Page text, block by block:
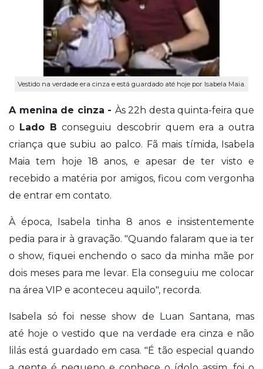
Vestido na verdade era cinza e está guardado até hoje por Isabela Maia.
A menina de cinza - Às 22h desta quinta-feira que
o
Lado B conseguiu descobrir quem era a outra
criança que subiu ao palco. Fã mais tímida, Isabela
Maia tem hoje 18 anos, e apesar de ter visto e
recebido a matéria por amigos, ficou com vergonha
de entrar em contato.
À época, Isabela tinha 8 anos e insistentemente
pedia para ir à gravação. "Quando falaram que ia ter
o show, fiquei enchendo o saco da minha mãe por
dois meses para me levar. Ela conseguiu me colocar
na área VIP e aconteceu aquilo", recorda.
Isabela só foi nesse show de Luan Santana, mas
até hoje o vestido que na verdade era cinza e não
lilás está guardado em casa. "É tão especial quando